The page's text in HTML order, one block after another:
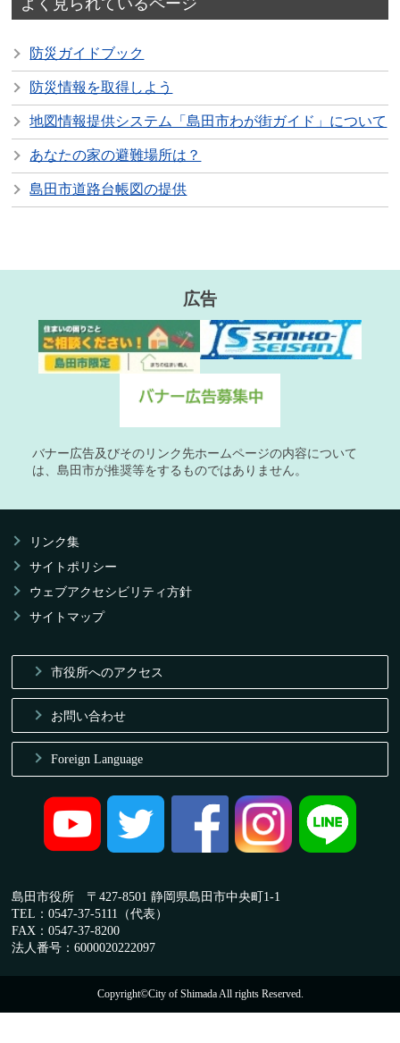
防災ガイドブック
防災情報を取得しよう
地図情報提供システム「島田市わが街ガイド」について
あなたの家の避難場所は？
島田市道路台帳図の提供
広告
バナー広告及びそのリンク先ホームページの内容について
は、島田市が推奨等をするものではありません。
リンク集
サイトポリシー
ウェブアクセシビリティ方針
サイトマップ
市役所へのアクセス
お問い合わせ
Foreign Language
島田市役所 〒427-8501 静岡県島田市中央町1-1
TEL：0547-37-5111（代表）
FAX：0547-37-8200
法人番号：6000020222097
Copyright©City of Shimada All rights Reserved.